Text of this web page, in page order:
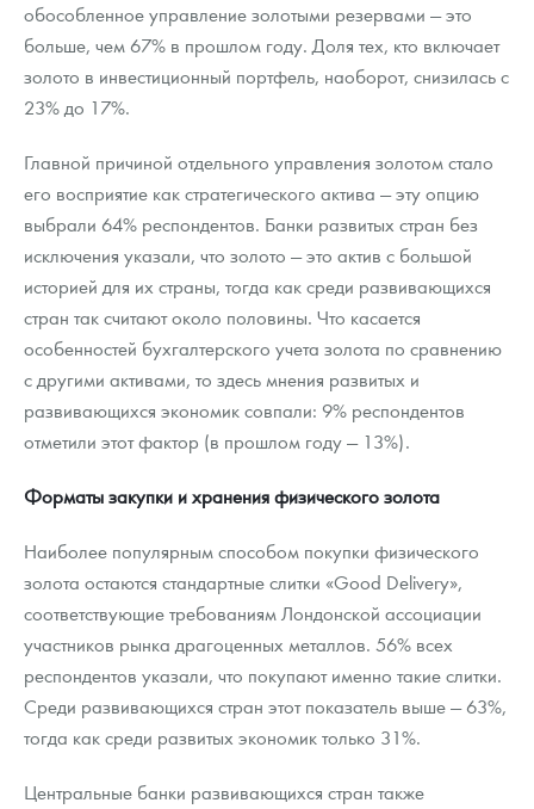
обособленное управление золотыми резервами — это
больше, чем 67% в прошлом году. Доля тех, кто включает
золото в инвестиционный портфель, наоборот, снизилась с
23% до 17%.
Главной причиной отдельного управления золотом стало
его восприятие как стратегического актива — эту опцию
выбрали 64% респондентов. Банки развитых стран без
исключения указали, что золото — это актив с большой
историей для их страны, тогда как среди развивающихся
стран так считают около половины. Что касается
особенностей бухгалтерского учета золота по сравнению
с другими активами, то здесь мнения развитых и
развивающихся экономик совпали: 9% респондентов
отметили этот фактор (в прошлом году — 13%).
Форматы закупки и хранения физического золота
Наиболее популярным способом покупки физического
золота остаются стандартные слитки «Good Delivery»,
соответствующие требованиям Лондонской ассоциации
участников рынка драгоценных металлов. 56% всех
респондентов указали, что покупают именно такие слитки.
Среди развивающихся стран этот показатель выше — 63%,
тогда как среди развитых экономик только 31%.
Центральные банки развивающихся стран также